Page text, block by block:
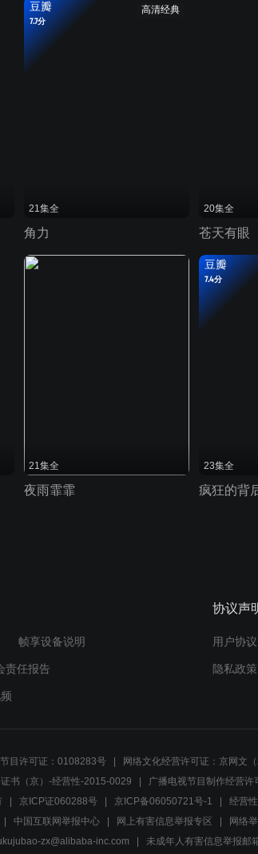
高清经典
豆瓣
7.7分
21集全
角力
20集全
苍天有眼
21集全
夜雨霏霏
豆瓣
7.4分
23集全
疯狂的背
帧享设备说明
责任报告
协议声
用户协议
隐私政策
目许可证：0108283号 网络文化经营许可证：京网文
书（京）-经营性-2015-0029
广播电视节目制作经营
京ICP证060288号 京ICP备06050721号-1 经营
中国互联网举报中心 网上有害信息举报专区 网络
zx@alibaba-inc.com
未成年人有害信息举报邮